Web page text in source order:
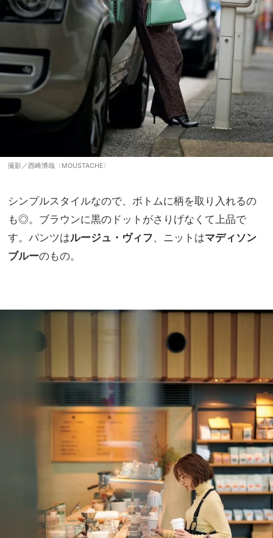
撮影／西崎博哉〈MOUSTACHE〉
シンプルスタイルなので、ボトムに柄を取り入れるの
も◎。ブラウンに黒のドットがさりげなくて上品で
す。パンツはルージュ・ヴィフ、ニットはマディソン
ブルーのもの。